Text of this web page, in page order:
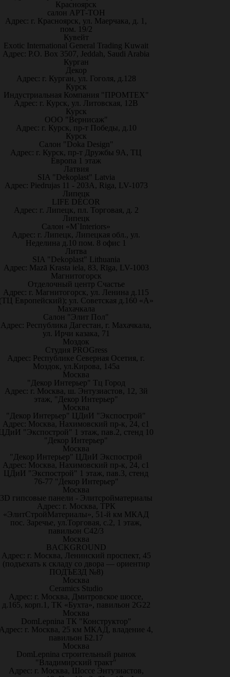
Красноярск
салон АРТ-ТОН
Адрес: г. Красноярск, ул. Маерчака, д. 1,
пом. 19/2
Кувейт
Exotic International General Trading Kuwait
Адрес: P.O. Box 3507, Jeddah, Saudi Arabia
Курган
Декор
Адрес: г. Курган, ул. Гоголя, д.128
Курск
Индустриальная Компания "ПРОМТЕХ"
Адрес: г. Курск, ул. Литовская, 12В
Курск
ООО "Вернисаж"
Адрес: г. Курск, пр-т Победы, д.10
Курск
Салон "Doka Design"
Адрес: г. Курск, пр-т Дружбы 9А, ТЦ
Европа 1 этаж
Латвия
SIA "Dekoplast" Latvia
Адрес: Piedrujas 11 - 203A, Riga, LV-1073
Липецк
LIFE DÉCOR
Адрес: г. Липецк, пл. Торговая, д. 2
Липецк
Салон «M`Interiors»
Адрес: г. Липецк, Липецкая обл., ул.
Неделина д.10 пом. 8 офис 1
Литва
SIA "Dekoplast" Lithuania
Адрес: Mazā Krasta iela, 83, Rīga, LV-1003
Магнитогорск
Отделочный центр Счастье
Адрес: г. Магнитогорск, ул. Ленина д.115
Европейский); ул. Советская д.160 «А»
Махачкала
Салон "Элит Пол"
Адрес: Республика Дагестан, г. Махачкала,
ул. Ирчи казака, 71
Моздок
Студия PROGress
Адрес: Республике Северная Осетия, г.
Моздок, ул.Кирова, 145а
Москва
"Декор Интерьер" Тц Город
Адрес: г. Москва, ш. Энтузиастов, 12, 3й
этаж, "Декор Интерьер"
Москва
"Декор Интерьер" ЦДиИ "Экспострой"
Адрес: Москва, Нахимовский пр-к, 24, с1
"Экспострой" 1 этаж, пав.2, стенд 10
"Декор Интерьер"
Москва
"Декор Интерьер" ЦДиИ Экспострой
Адрес: Москва, Нахимовский пр-к, 24, с1
ЦДиИ "Экспострой" 1 этаж, пав.3, стенд
76-77 "Декор Интерьер"
Москва
3D гипсовые панели - Элитсройматериалы
Адрес: г. Москва, ТРК
«ЭлитСтройМатериалы», 51-й км МКАД
пос. Заречье, ул.Торговая, с.2, 1 этаж,
павильон С42/3
Москва
BACKGROUND
Адрес: г. Москва, Ленинский проспект, 45
(подъехать к складу со двора — ориентир
ПОДЪЕЗД №8)
Москва
Ceramics Studio
Адрес: г. Москва, Дмитровское шоссе,
д.165, корп.1, ТК «Бухта», павильон 2G22
Москва
DomLepnina ТК "Конструктор"
г. Москва, 25 км МКАД, владение 4,
павильон Б2.17
Москва
DomLepnina строительный рынок
"Владимирский тракт"
Адрес: г. Москва, Шоссе Энтузиастов,